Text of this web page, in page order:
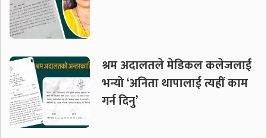
श्रम अदालतले मेडिकल कलेजलाई
भन्यो ‘अनिता थापालाई त्यहीं काम
गर्न दिनु’